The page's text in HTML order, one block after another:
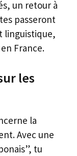
un retour à
passeront
linguistique,
France.
les
la
Avec une
tu